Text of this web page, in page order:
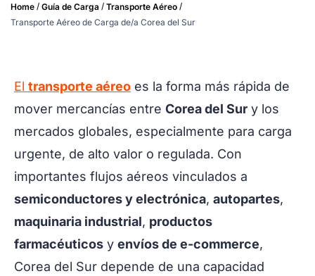
Home / Guía de Carga / Transporte Aéreo /
Transporte Aéreo de Carga de/a Corea del Sur
El transporte aéreo es la forma más rápida de
mover mercancías entre Corea del Sur y los
mercados globales, especialmente para carga
urgente, de alto valor o regulada. Con
importantes flujos aéreos vinculados a
semiconductores y electrónica, autopartes,
maquinaria industrial, productos
farmacéuticos y envíos de e-commerce,
Corea del Sur depende de una capacidad